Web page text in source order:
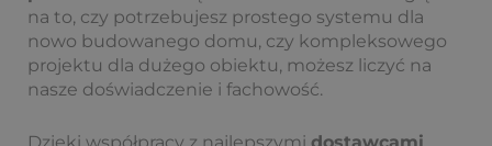
na to, czy potrzebujesz prostego systemu dla
nowo budowanego domu, czy kompleksowego
projektu dla dużego obiektu, możesz liczyć na
nasze doświadczenie i fachowość.